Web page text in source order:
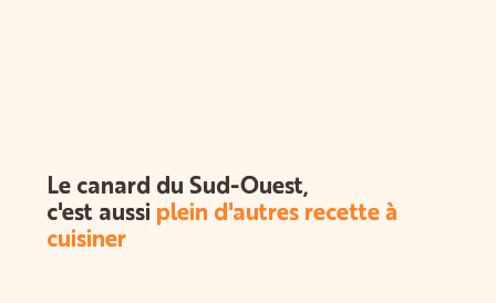
Le canard du Sud-Ouest,
c'est aussi plein d'autres recette à
cuisiner